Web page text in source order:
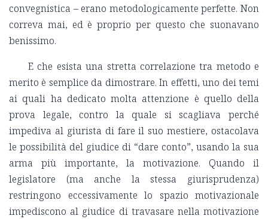
convegnistica – erano metodologicamente perfette. Non
correva mai, ed è proprio per questo che suonavano
benissimo.
E che esista una stretta correlazione tra metodo e
merito è semplice da dimostrare. In effetti, uno dei temi
ai quali ha dedicato molta attenzione è quello della
prova legale, contro la quale si scagliava perché
impediva al giurista di fare il suo mestiere, ostacolava
le possibilità del giudice di “dare conto”, usando la sua
arma più importante, la motivazione. Quando il
legislatore (ma anche la stessa giurisprudenza)
restringono eccessivamente lo spazio motivazionale
impediscono al giudice di travasare nella motivazione